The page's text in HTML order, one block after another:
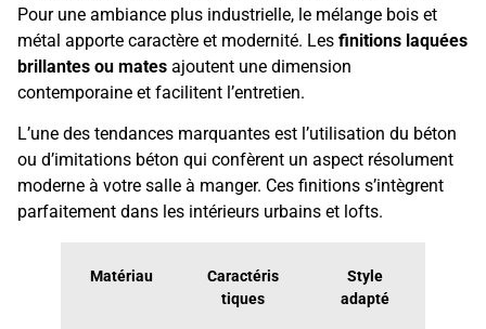
Pour une ambiance plus industrielle, le mélange bois et
métal apporte caractère et modernité. Les finitions laquées
brillantes ou mates ajoutent une dimension
contemporaine et facilitent l’entretien.
L’une des tendances marquantes est l’utilisation du béton
ou d’imitations béton qui confèrent un aspect résolument
moderne à votre salle à manger. Ces finitions s’intègrent
parfaitement dans les intérieurs urbains et lofts.
Matériau
Caractéris
tiques
Style
adapté